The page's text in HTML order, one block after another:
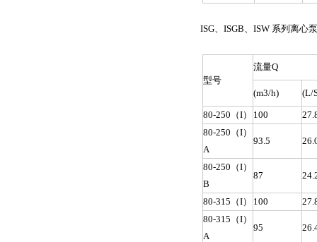
ISG、ISGB、ISW 系列离心泵
型号
流量Q
(m3/h) (L/
80-250（I） 100
80-250（I）
A
93.5
80-250（I）
B
87
80-315（I） 100
80-315（I）
A
95